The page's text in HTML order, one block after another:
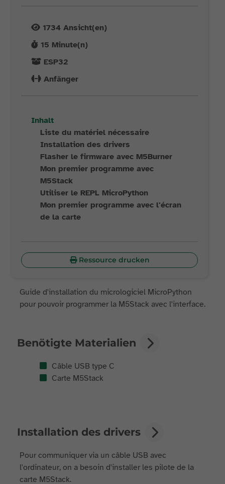
1734 Ansicht(en)
15 Minute(n)
ESP32
Anfänger
Inhalt
Liste du matériel nécessaire
Installation des drivers
Flasher le firmware avec M5Burner
Mon premier programme avec
M5Stack
Utiliser le REPL MicroPython
Mon premier programme avec l'écran
de la carte
Ressource drucken
Guide d'installation du micrologiciel MicroPython
pour pouvoir programmer la M5Stack avec l'interface.
Benötigte Materialien
Câble USB type C
Carte M5Stack
Installation des drivers
Pour communiquer via un câble USB avec
l'ordinateur, on a besoin d'installer les pilote de la
carte M5Stack.